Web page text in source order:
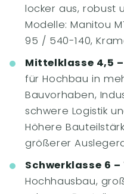
locker aus, robust
Modelle: Manitou
95 / 540-140,
Mittelklasse 4,5 –
für Hochbau in
Bauvorhaben,
schwere Logistik
Höhere
größerer
Schwerklasse 6 –
Hochhausbau,